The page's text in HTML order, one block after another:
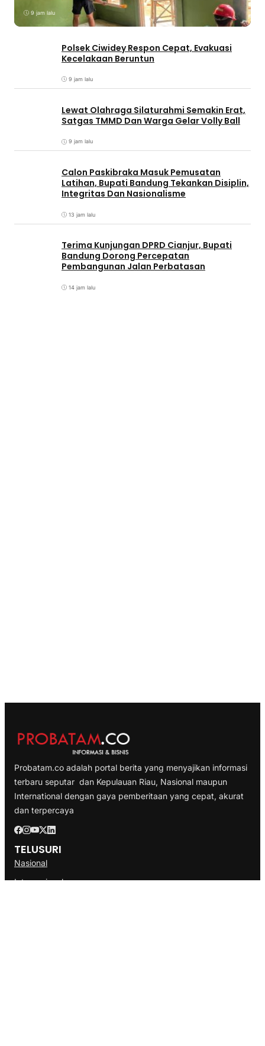
9 jam lalu
Polsek Ciwidey Respon Cepat, Evakuasi
Kecelakaan Beruntun
9 jam lalu
Lewat Olahraga Silaturahmi Semakin Erat,
Satgas TMMD Dan Warga Gelar Volly Ball
9 jam lalu
Calon Paskibraka Masuk Pemusatan
Latihan, Bupati Bandung Tekankan Disiplin,
Integritas Dan Nasionalisme
13 jam lalu
Terima Kunjungan DPRD Cianjur, Bupati
Bandung Dorong Percepatan
Pembangunan Jalan Perbatasan
14 jam lalu
Probatam.co adalah portal berita yang menyajikan informasi
terbaru seputar dan Kepulauan Riau, Nasional maupun
International dengan gaya pemberitaan yang cepat, akurat
dan terpercaya
TELUSURI
Nasional
Internasional